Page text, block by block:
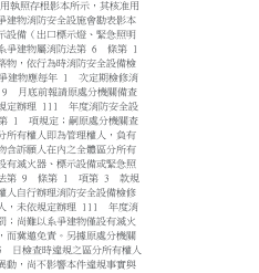
執照存根影本所示，其核准用
物消防安全設施會勘表影本
備（出口標示燈、緊急照明
建物屬消防法第 6 條第 1
，依行為時消防安全設備檢
物應每年 1 次定期檢修消
月底前報請原處分機關備查
辦理 111 年度消防安全設
項規定；嗣原處分機關查
有權人即為管理權人，負有
訴願人在內之全體區分所有
滅火器、標示設備或緊急照
法第 9 條第 1 項第 3 款規
自行辦理消防安全設備檢修
未依規定辦理 111 年度消
尚難以系爭建物僅設有滅火
冀邀免責。另據原處分機關
查時違規之區分所有權人
，尚不影響本件違規事實與